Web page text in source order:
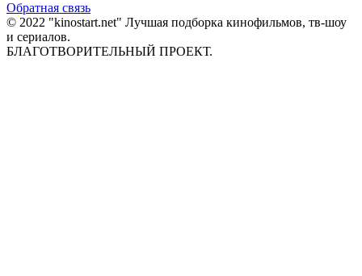
Обратная связь
© 2022 "kinostart.net" Лучшая подборка кинофильмов, тв-шоу
и сериалов.
БЛАГОТВОРИТЕЛЬНЫЙ ПРОЕКТ.